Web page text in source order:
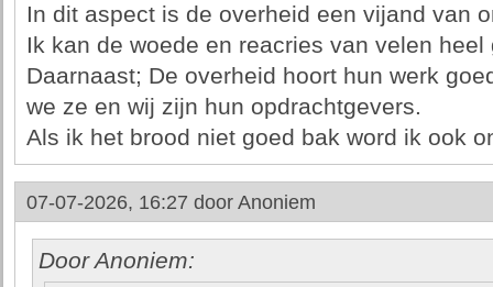
In dit aspect is de overheid een vijand van
Ik kan de woede en reacries van velen
Daarnaast; De overheid hoort hun werk
we ze en wij zijn hun opdrachtgevers.
Als ik het brood niet goed bak word ik ook
07-07-2026, 16:27 door Anoniem
Door Anoniem: